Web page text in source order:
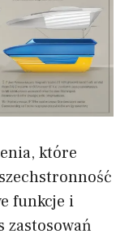
które
funkcje i
zastosowań